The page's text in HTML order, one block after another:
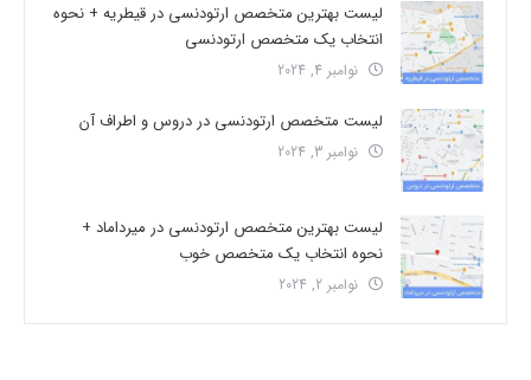
لیست بهترین متخصص ارتودنسی در قیطریه + نحوه
انتخاب یک متخصص ارتودنسی
نوامبر 4, 2024
لیست متخصص ارتودنسی در دروس و اطراف آن
نوامبر 3, 2024
لیست بهترین متخصص ارتودنسی در میرداماد +
نحوه انتخاب یک متخصص خوب
نوامبر 2, 2024